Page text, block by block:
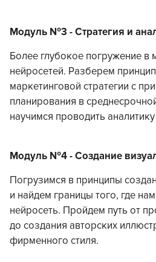
Модуль №3 - Стратегия и
Более глубокое погружение в
нейросетей. Разберем
маркетинговой стратегии с
планирования в
научимся проводить
Модуль №4 - Создание
Погрузимся в принципы
и найдем границы того, где
нейросеть. Пройдем путь от
до создания авторских
фирменного стиля.